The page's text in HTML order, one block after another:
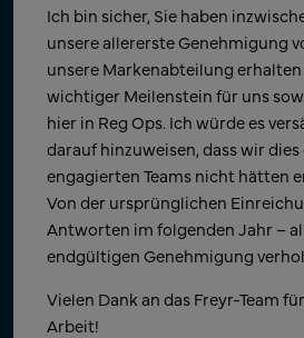
Die ANDA-Bestätigung ist
für Ihre harte Arbeit, Geduld und
unserer Arbeit in den letzten
uns sehr, dass wir den Zeitplan
wichtiges Unternehmensziel
Unternehmens erreichen
Nochmals vielen Dank, und wir
Zusammenarbeit mit Ihrem Team
Projekt!
Senior Director für
Produktentwicklung​
Vielen Dank für die rechtzeitige
Wochenende, die es uns
Benachrichtigung schnell erneut
zeigt kontinuierlich Frey's
Meilensteine unseres
Direktor – Globale
Angelegenheiten –
Geschäft
Weltweit führendes Generika-
in Indien
Ich bin sicher, Sie haben
unsere allererste Genehmigung
unsere Markenabteilung erhalten
wichtiger Meilenstein für uns
hier in Reg Ops. Ich würde es
darauf hinzuweisen, dass wir
engagierten Teams nicht hätten
Von der ursprünglichen
Antworten im folgenden Jahr –
endgültigen Genehmigung
Vielen Dank an das Freyr-Team
Arbeit!